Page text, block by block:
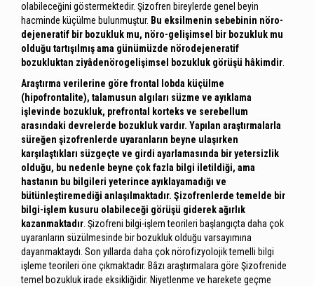
olabileceğini göstermektedir. Şizofren bireylerde genel beyin
hacminde küçülme bulunmuştur. Bu eksilmenin sebebinin nöro-
dejeneratif bir bozukluk mu, nöro-gelişimsel bir bozukluk mu
olduğu tartışılmış ama günümüzde nörodejeneratif
bozukluktan ziyâdenörogelişimsel bozukluk görüşü hâkimdir
Araştırma verilerine göre frontal lobda küçülme
(hipofrontalite), talamusun algıları süzme ve ayıklama
işlevinde bozukluk, prefrontal korteks ve serebellum
arasındaki devrelerde bozukluk vardır. Yapılan araştırmalarla
süreğen şizofrenlerde uyaranların beyne ulaşırken
karşılaştıkları süzgeçte ve girdi ayarlamasında bir yetersizlik
olduğu, bu nedenle beyne çok fazla bilgi iletildiği, ama
hastanın bu bilgileri yeterince ayıklayamadığı ve
bütünleştiremediği anlaşılmaktadır. Şizofrenlerde temelde bir
bilgi-işlem kusuru olabileceği görüşü giderek ağırlık
kazanmaktadır . Şizofreni bilgi-işlem teorileri başlangıçta daha çok
uyaranların süzülmesinde bir bozukluk olduğu varsayımına
dayanmaktaydı. Son yıllarda daha çok nörofizyolojik temelli bilgi
işleme teorileri öne çıkmaktadır. Bâzı araştırmalara göre Şizofrenide
temel bozukluk irade eksikliğidir. Niyetlenme ve harekete geçme